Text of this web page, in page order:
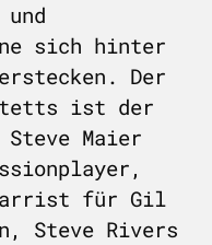
sich hinter
Der
ist der
Maier
für Gil
Steve Rivers